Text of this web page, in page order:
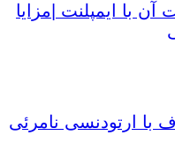
با ایمپلنت |مزایا
با ارتودنسی نامرئی